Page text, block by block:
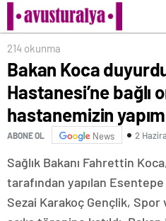
verdik
214 okunma
Bakan Koca
Hastanesi’ne bağlı
hastanemizin
ABONE OL News 2
Sağlık Bakanı Fahrettin
tarafından yapılan
Sezai Karakoç Gençlik, Spor
vatandaşıma şekil yapamaz’